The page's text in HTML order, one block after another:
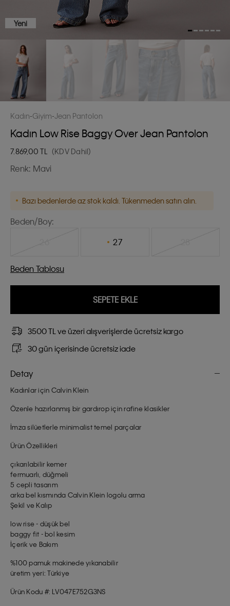
Yeni
Kadın Giyim Jean Pantolon
Kadın Low Rise Baggy Over Jean Pantolon
7.869,00 TL (KDV Dahil)
Renk: Mavi
Bazı bedenlerde az stok kaldı. Tükenmeden satın alın.
Beden/Boy:
27
Beden Tablosu
SEPETE EKLE
3500 TL ve üzeri alışverişlerde ücretsiz kargo
30 gün içerisinde ücretsiz iade
Detay
Kadınlar için Calvin Klein
Özenle hazırlanmış bir gardırop için rafine klasikler
İmza silüetlerle minimalist temel parçalar
Ürün Özellikleri
çıkarılabilir kemer
fermuarlı, düğmeli
5 cepli tasarım
arka bel kısmında Calvin Klein logolu arma
Şekil ve Kalıp
low rise - düşük bel
baggy fit - bol kesim
İçerik ve Bakım
%100 pamuk makinede yıkanabilir
üretim yeri: Türkiye
Ürün Kodu #: LV047E752G3NS